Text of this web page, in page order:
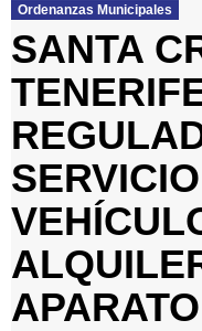
Ordenanzas Municipales
SANTA